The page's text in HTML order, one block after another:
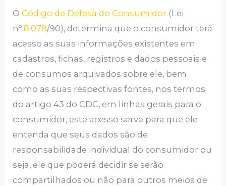
OCódigo de Defesa do Consumidor (Lei
nº8.078/90), determina que o consumidor terá
acesso as suas informações existentes em
cadastros, fichas, registros e dados pessoais e
de consumos arquivados sobre ele, bem
como as suas respectivas fontes, nos termos
do artigo 43 do CDC, em linhas gerais para o
consumidor, este acesso serve para que ele
entenda que seus dados são de
responsabilidade individual do consumidor ou
seja, ele que poderá decidir se serão
compartilhados ou não para outros meios de